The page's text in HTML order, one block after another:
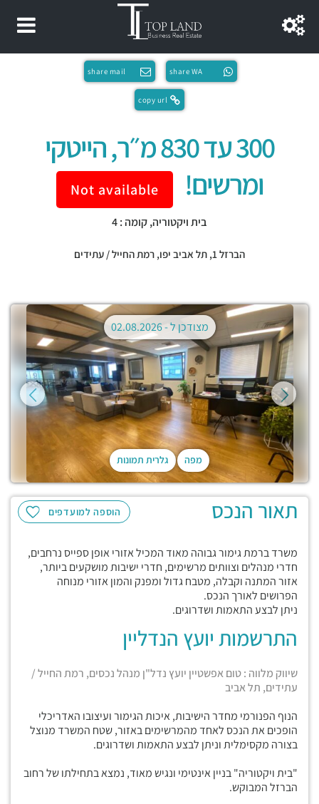
share WA
share mail
copy url
300 עד 830 מ״ר, הייטקי
ומרשים!
Not available
בית ויקטוריה, קומה : 4
הברזל 1, תל אביב יפו, רמת החייל / עתידים
מפה גלרית תמונות
מצודכן ל -02.08.2026
הוספה למועדפים תאור הנכס
משרד ברמת גימור גבוהה מאוד המכיל אזורי אופן ספייס נרחבים,
חדרי מנהלים וצוותים מרשימים, חדרי ישיבות מושקעים ביותר,
אזור המתנה וקבלה, מטבח גדול ומפנק והמון אזורי מנוחה
הפרושים לאורך הנכס.
ניתן לבצע התאמות ושדרוגים.
התרשמות יועץ הנדליין
שיווק מלווה : טום אפשטיין יועץ נדל"ן מנהל נכסים, רמת החייל /
עתידים, תל אביב
הנוף הפנורמי מחדר הישיבות, איכות הגימור ועיצובו האדריכלי
הופכים את הנכס לאחד מהמרשימים באזור, שטח המשרד מנוצל
בצורה מקסימלית וניתן לבצע התאמות ושדרוגים.
"בית ויקטוריה" בניין אינטימי ונגיש מאוד, נמצא בתחילתו של רחוב
הברזל המבוקש.